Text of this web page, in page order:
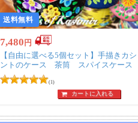
送料無料
7,480 円
【自由に選べる5個セット】手描きカ
ントのケース 茶筒 スパイスケース
イストな更紗模様〔 高さ：約9.3cm〕
(1)
カートに入れる